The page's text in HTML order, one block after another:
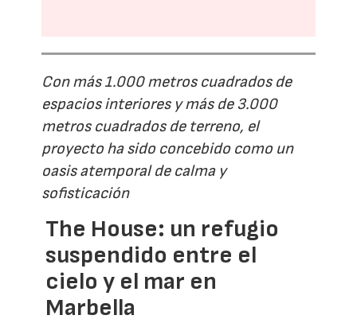
Con más 1.000 metros cuadrados de
espacios interiores y más de 3.000
metros cuadrados de terreno, el
proyecto ha sido concebido como un
oasis atemporal de calma y
sofisticación
The House: un refugio
suspendido entre el
cielo y el mar en
Marbella